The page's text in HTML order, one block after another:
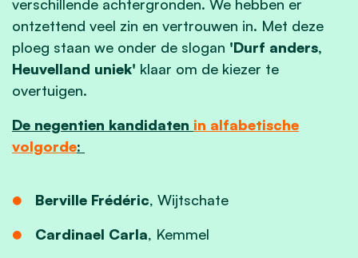
verschillende achtergronden. We hebben er
ontzettend veel zin en vertrouwen in. Met deze
ploeg staan we onder de slogan 'Durf anders,
Heuvelland uniek' klaar om de kiezer te
overtuigen.
De negentien kandidaten in alfabetische
volgorde:
Berville Frédéric, Wijtschate
Cardinael Carla, Kemmel